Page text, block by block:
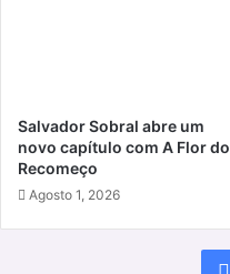
Salvador Sobral abre um
novo capítulo com A Flor do
Recomeço
Agosto 1, 2026